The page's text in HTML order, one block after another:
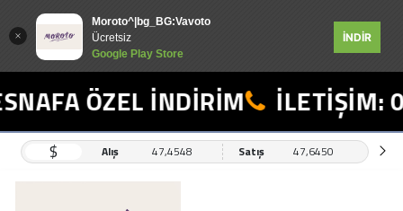
Moroto^|bg_BG:Vavoto
Ücretsiz
Google Play Store
İNDİR
ÖZEL İNDİRİM İLETİŞİM:
$ Alış 47,4548 Satış 47,6450